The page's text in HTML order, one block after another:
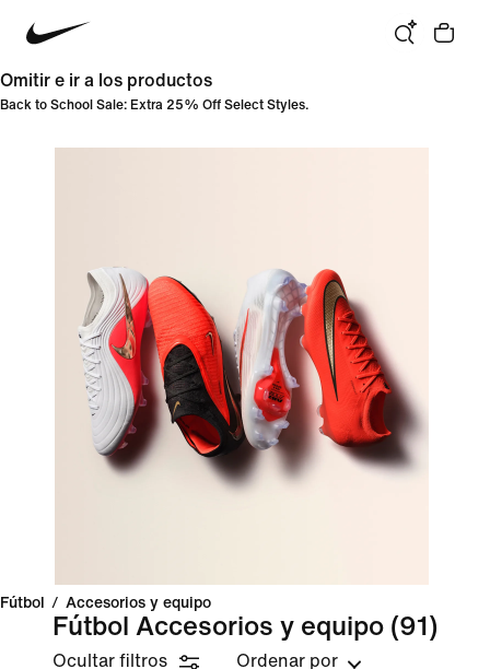
Omitir e ir a los productos
Back to School Sale: Extra 25% Off Select Styles.
Fútbol / Accesorios y equipo
Fútbol Accesorios y equipo (91)
Ocultar filtros Ordenar por